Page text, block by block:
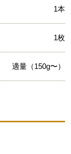
1本
1枚
適量（150g〜）